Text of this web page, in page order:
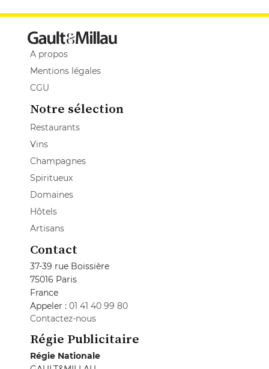
A propos
Mentions légales
CGU
Notre sélection
Restaurants
Vins
Champagnes
Spiritueux
Domaines
Hôtels
Artisans
Contact
37-39 rue Boissière
75016 Paris
France
Appeler : 01 41 40 99 80
Contactez-nous
Régie Publicitaire
Régie Nationale